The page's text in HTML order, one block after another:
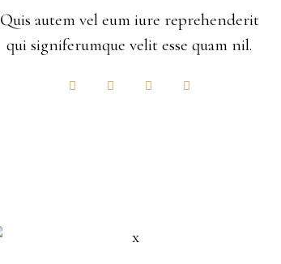
Quis autem vel eum iure reprehenderit
qui signiferumque velit esse quam nil.